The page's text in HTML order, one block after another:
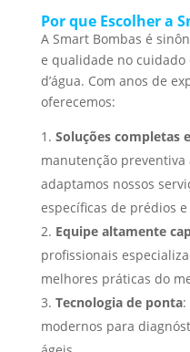
Por que Escolher a
A Smart Bombas é
e qualidade no cuidado
d’água. Com anos de
oferecemos:
Soluções completas
manutenção
adaptamos nossos
específicas de prédios
Equipe altamente
profissionais
melhores práticas do
Tecnologia de ponta:
modernos para